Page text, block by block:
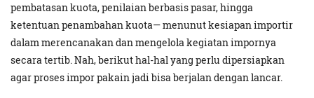
pembatasan kuota, penilaian berbasis pasar, hingga
ketentuan penambahan kuota— menunut kesiapan importir
dalam merencanakan dan mengelola kegiatan impornya
secara tertib. Nah, berikut hal-hal yang perlu dipersiapkan
agar proses impor pakain jadi bisa berjalan dengan lancar.